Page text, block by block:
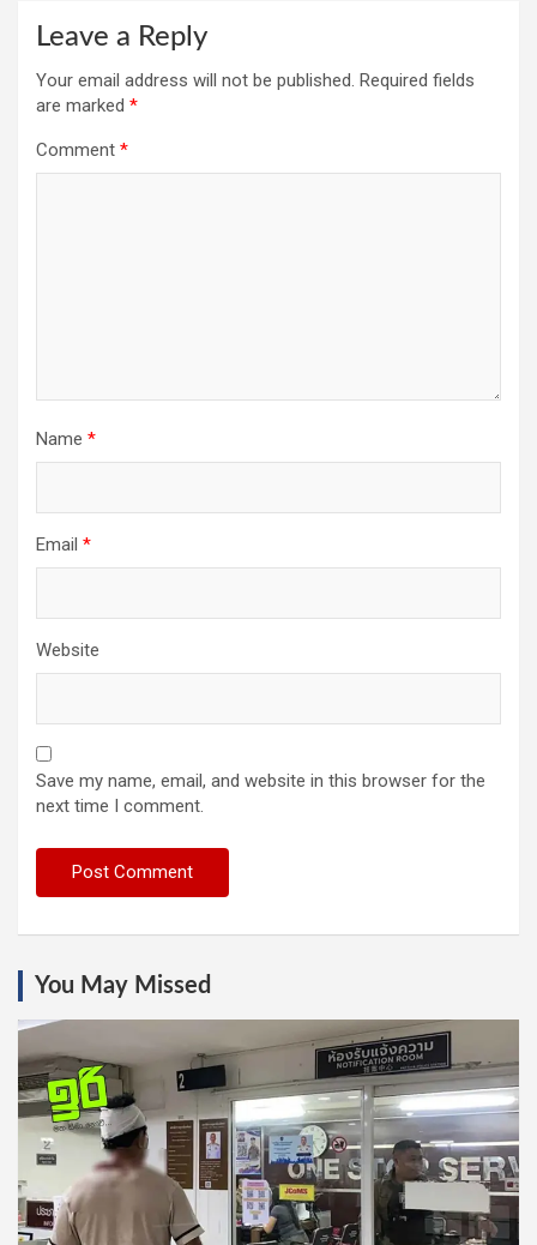
Leave a Reply
Your email address will not be published. Required fields
are marked *
Comment *
Name *
Email *
Website
Save my name, email, and website in this browser for the
next time I comment.
You May Missed